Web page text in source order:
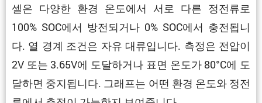
셀은 다양한 환경 온도에서 서로 다른 정전류로
100% SOC에서 방전되거나 0% SOC에서 충전됩니
다. 열 경계 조건은 자유 대류입니다. 측정은 전압이
2V 또는 3.65V에 도달하거나 표면 온도가 80°C에 도
달하면 중지됩니다. 그래프는 어떤 환경 온도와 정전